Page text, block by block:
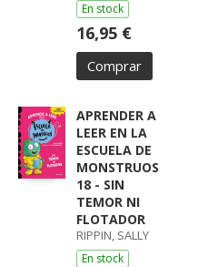
En stock
16,95 €
Comprar
APRENDER A
LEER EN LA
ESCUELA DE
MONSTRUOS
18 - SIN
TEMOR NI
FLOTADOR
RIPPIN, SALLY
En stock